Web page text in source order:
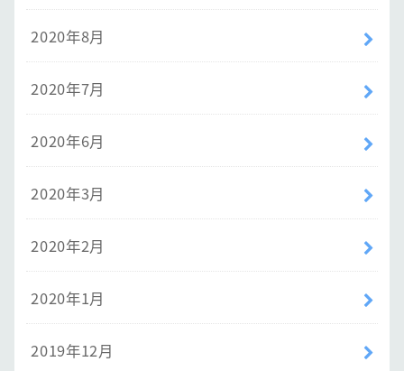
2020年8月
2020年7月
2020年6月
2020年3月
2020年2月
2020年1月
2019年12月